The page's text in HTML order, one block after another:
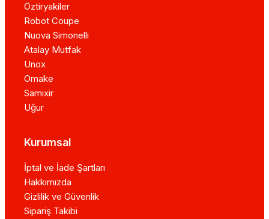
Öztiryakiler
Robot Coupe
Nuova Simonelli
Atalay Mutfak
Unox
Omake
Samixir
Uğur
Kurumsal
İptal ve İade Şartları
Hakkımızda
Gizlilik ve Güvenlik
Sipariş Takibi